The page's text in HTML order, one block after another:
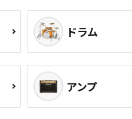
ドラム
アンプ